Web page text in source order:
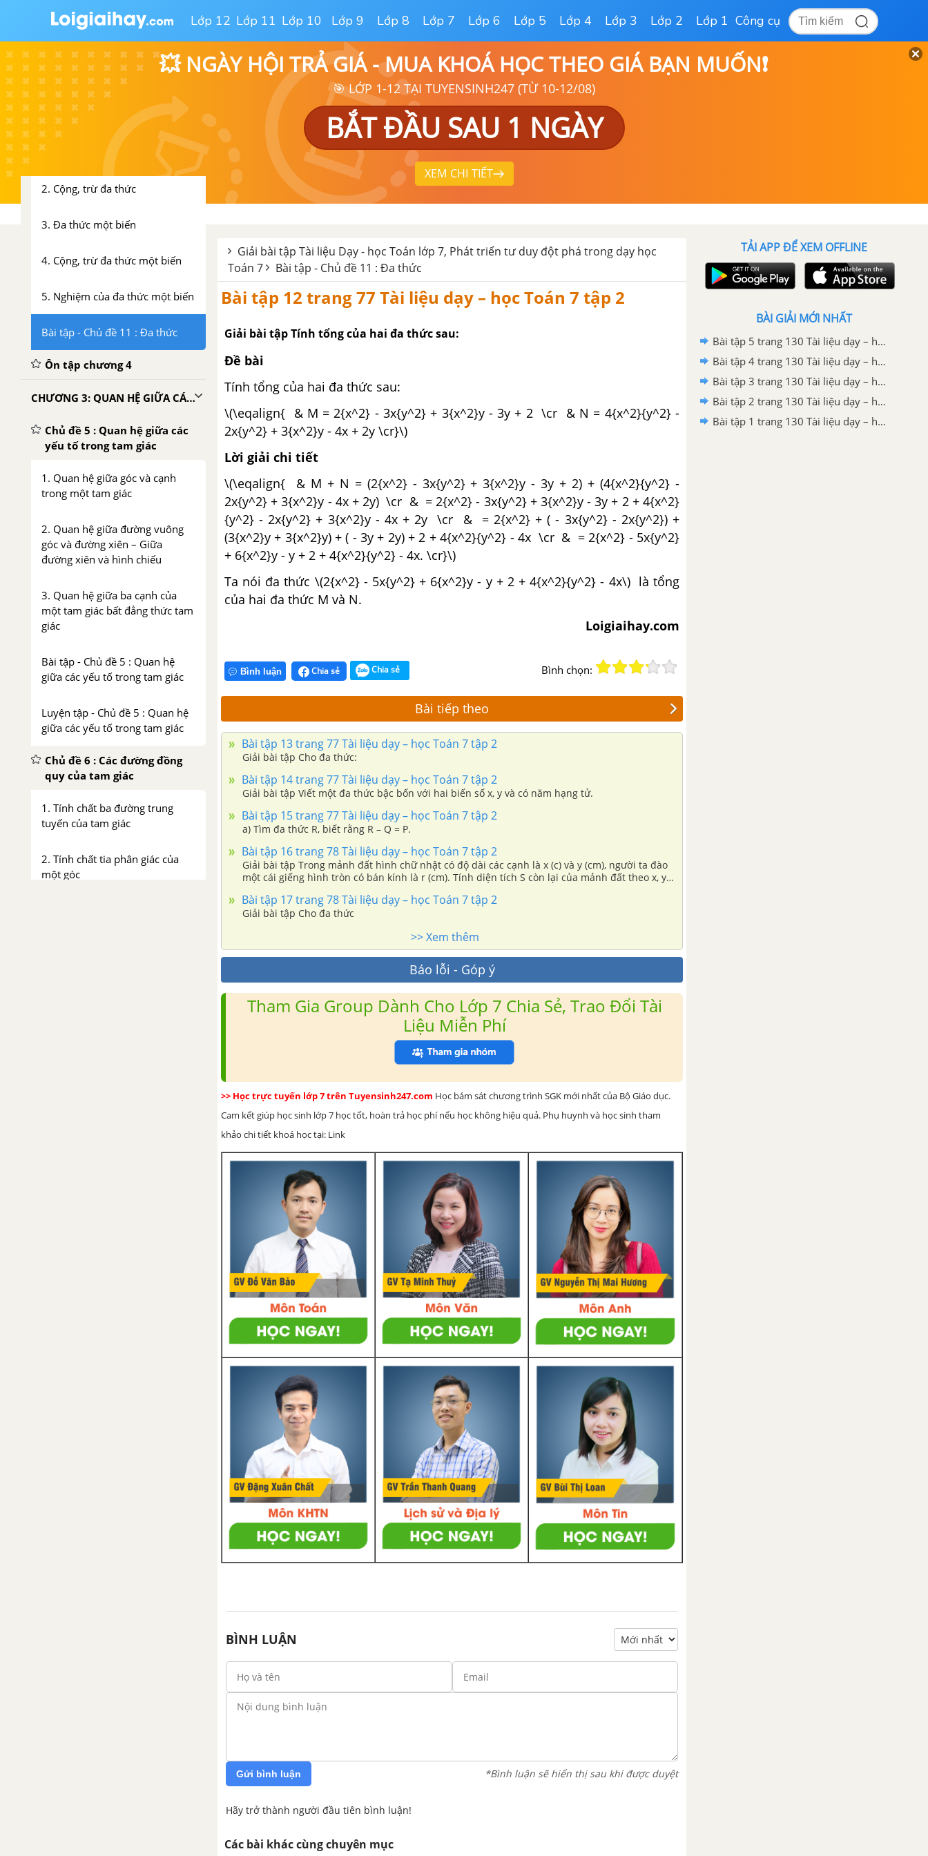
Lớp 12 Lớp 11 Lớp 10 Lớp 9 Lớp 8 Lớp 7 Lớp 6 Lớp 5 Lớp 4 Lớp 3 Lớp 2 Lớp 1 Công cụ
💥 NGÀY HỘI TRẢ GIÁ - MUA KHOÁ HỌC THEO GIÁ BẠN MUỐN❗
🎯 LỚP 1-12 TẠI TUYENSINH247 (TỪ 10-12/08)
BẮT ĐẦU SAU 1 NGÀY
XEM CHI TIẾT
1. Đơn thức
2. Đơn thức đồng dạng
Bài tập - Chủ đề 10 : Đơn thức
Chủ đề 11 : Đa thức
1. Đa thức
2. Cộng, trừ đa thức
3. Đa thức một biến
4. Cộng, trừ đa thức một biến
5. Nghiệm của đa thức một biến
Bài tập - Chủ đề 11 : Đa thức
Ôn tập chương 4
CHƯƠNG 3: QUAN HỆ GIỮA CÁC YẾU TỐ TRONG TAM GIÁC – CÁC ĐƯỜNG ĐỒNG QUY CỦA TAM GIÁC
Chủ đề 5 : Quan hệ giữa các
yếu tố trong tam giác
1. Quan hệ giữa góc và cạnh
trong một tam giác
2. Quan hệ giữa đường vuông
góc và đường xiên – Giữa
đường xiên và hình chiếu
3. Quan hệ giữa ba cạnh của
một tam giác bất đẳng thức tam
giác
Bài tập - Chủ đề 5 : Quan hệ
giữa các yếu tố trong tam giác
Luyện tập - Chủ đề 5 : Quan hệ
giữa các yếu tố trong tam giác
Chủ đề 6 : Các đường đồng
quy của tam giác
1. Tính chất ba đường trung
tuyến của tam giác
2. Tính chất tia phân giác của
một góc
Giải bài tập Tài liệu Dạy - học Toán lớp 7, Phát triển tư duy đột phá trong dạy học
Toán 7
Bài tập - Chủ đề 11 : Đa thức
Bài tập 12 trang 77 Tài liệu dạy – học Toán 7 tập 2
Giải bài tập Tính tổng của hai đa thức sau:
Đề bài
Tính tổng của hai đa thức sau:
\(\eqalign{ & M = 2{x^2} - 3x{y^2} + 3{x^2}y - 3y + 2 \cr & N = 4{x^2}{y^2} -
2x{y^2} + 3{x^2}y - 4x + 2y \cr}\)
Lời giải chi tiết
\(\eqalign{ & M + N = (2{x^2} - 3x{y^2} + 3{x^2}y - 3y + 2) + (4{x^2}{y^2} -
2x{y^2} + 3{x^2}y - 4x + 2y) \cr & = 2{x^2} - 3x{y^2} + 3{x^2}y - 3y + 2 + 4{x^2}
{y^2} - 2x{y^2} + 3{x^2}y - 4x + 2y \cr & = 2{x^2} + ( - 3x{y^2} - 2x{y^2}) +
(3{x^2}y + 3{x^2}y) + ( - 3y + 2y) + 2 + 4{x^2}{y^2} - 4x \cr & = 2{x^2} - 5x{y^2}
+ 6{x^2}y - y + 2 + 4{x^2}{y^2} - 4x. \cr}\)
Ta nói đa thức \(2{x^2} - 5x{y^2} + 6{x^2}y - y + 2 + 4{x^2}{y^2} - 4x\) là tổng
của hai đa thức M và N.
Loigiaihay.com
Bình luận Chia sẻ Chia sẻ Bình chọn:
Bài tiếp theo
Bài tập 13 trang 77 Tài liệu dạy – học Toán 7 tập 2
Giải bài tập Cho đa thức:
Bài tập 14 trang 77 Tài liệu dạy – học Toán 7 tập 2
Giải bài tập Viết một đa thức bậc bốn với hai biến số x, y và có năm hạng tử.
Bài tập 15 trang 77 Tài liệu dạy – học Toán 7 tập 2
a) Tìm đa thức R, biết rằng R – Q = P.
Bài tập 16 trang 78 Tài liệu dạy – học Toán 7 tập 2
Giải bài tập Trong mảnh đất hình chữ nhật có độ dài các cạnh là x (c) và y (cm), người ta đào
một cái giếng hình tròn có bán kính là r (cm). Tính diện tích S còn lại của mảnh đất theo x, y
Bài tập 17 trang 78 Tài liệu dạy – học Toán 7 tập 2
Giải bài tập Cho đa thức
>> Xem thêm
Báo lỗi - Góp ý
Tham Gia Group Dành Cho Lớp 7 Chia Sẻ, Trao Đổi Tài
Liệu Miễn Phí
>> Học trực tuyến lớp 7 trên Tuyensinh247.com Học bám sát chương trình SGK mới nhất của Bộ Giáo dục.
Cam kết giúp học sinh lớp 7 học tốt, hoàn trả học phí nếu học không hiệu quả. Phụ huynh và học sinh tham
khảo chi tiết khoá học tại: Link
BÌNH LUẬN
Gửi bình luận *Bình luận sẽ hiển thị sau khi được duyệt
Hãy trở thành người đầu tiên bình luận!
Các bài khác cùng chuyên mục
TẢI APP ĐỂ XEM OFFLINE
BÀI GIẢI MỚI NHẤT
Bài tập 5 trang 130 Tài liệu dạy – học Toán 7 tập 2 - Hình học
Bài tập 4 trang 130 Tài liệu dạy – học Toán 7 tập 2 - Hình học
Bài tập 3 trang 130 Tài liệu dạy – học Toán 7 tập 2 - Hình học
Bài tập 2 trang 130 Tài liệu dạy – học Toán 7 tập 2
Bài tập 1 trang 130 Tài liệu dạy – học Toán 7 tập 2